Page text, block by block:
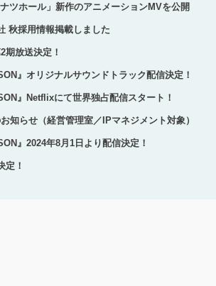
ツホール」新作のアニメーションMVを公開
秋採用情報掲載しました
期放送決定！
』オリジナルサウンドトラック配信決定！
』Netflixにて世界独占配信スタート！
知らせ（経営管理室／IPマネジメント対象）
』2024年8月1日より配信決定！
定！